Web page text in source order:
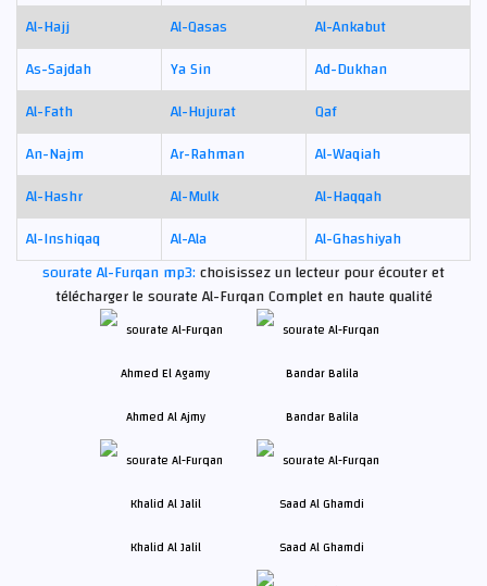
Al-Hajj
Al-Qasas
Al-Ankabut
As-Sajdah
Ya Sin
Ad-Dukhan
Al-Fath
Al-Hujurat
Qaf
An-Najm
Ar-Rahman
Al-Waqiah
Al-Hashr
Al-Mulk
Al-Haqqah
Al-Inshiqaq
Al-Ala
Al-Ghashiyah
sourate Al-Furqan mp3:choisissez un lecteur pour écouter et
télécharger le sourate Al-Furqan Complet en haute qualité
Ahmed Al Ajmy Bandar Balila
Khalid Al Jalil Saad Al Ghamdi